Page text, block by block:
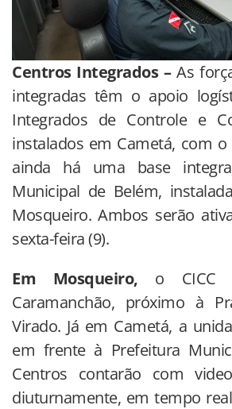
Centros Integrados –As
integradas têm o apoio
Integrados de Controle e
instalados em Cametá, com o
ainda há uma base
Municipal de Belém,
Mosqueiro. Ambos serão
sexta-feira (9).
Em Mosqueiro, o CICC
Caramanchão, próximo à
Virado. Já em Cametá, a
em frente à Prefeitura
Centros contarão com
diuturnamente, em tempo